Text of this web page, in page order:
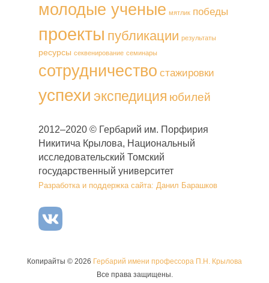
молодые ученые мятлик победы
проекты публикации результаты
ресурсы секвенирование семинары
сотрудничество стажировки
успехи экспедиция юбилей
2012–2020 © Гербарий им. Порфирия
Никитича Крылова, Национальный
исследовательский Томский
государственный университет
Разработка и поддержка сайта: Данил Барашков
Копирайты © 2026 Гербарий имени профессора П.Н. Крылова
Все права защищены.